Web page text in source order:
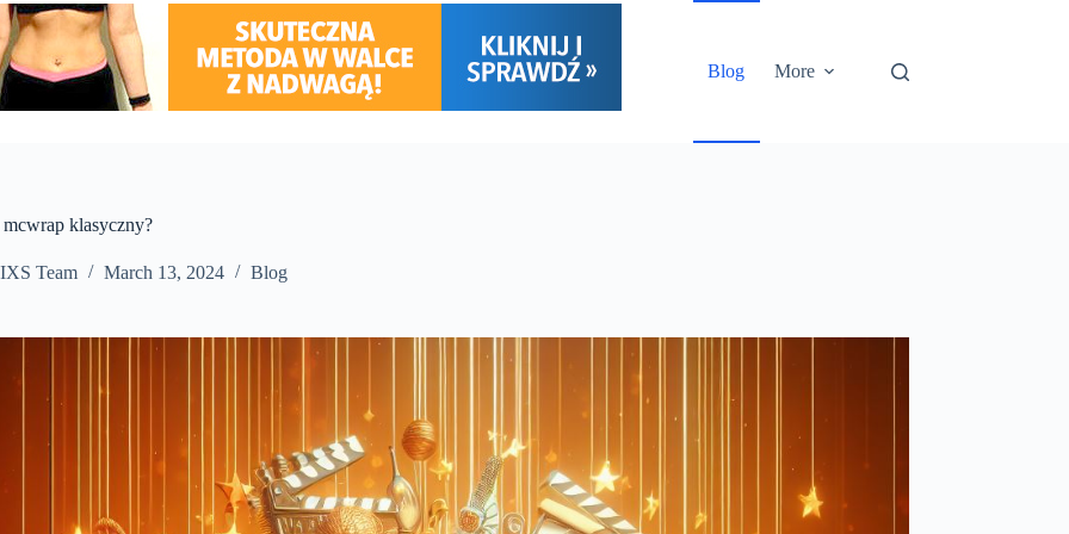
Blog
More
klasyczny?
IXS Team March 13, 2024 Blog